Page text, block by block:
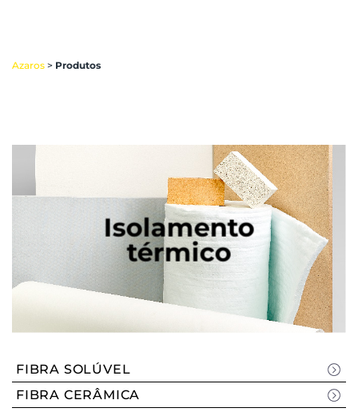
Azaros > Produtos
Isolamento
térmico
FIBRA SOLÚVEL
FIBRA CERÂMICA